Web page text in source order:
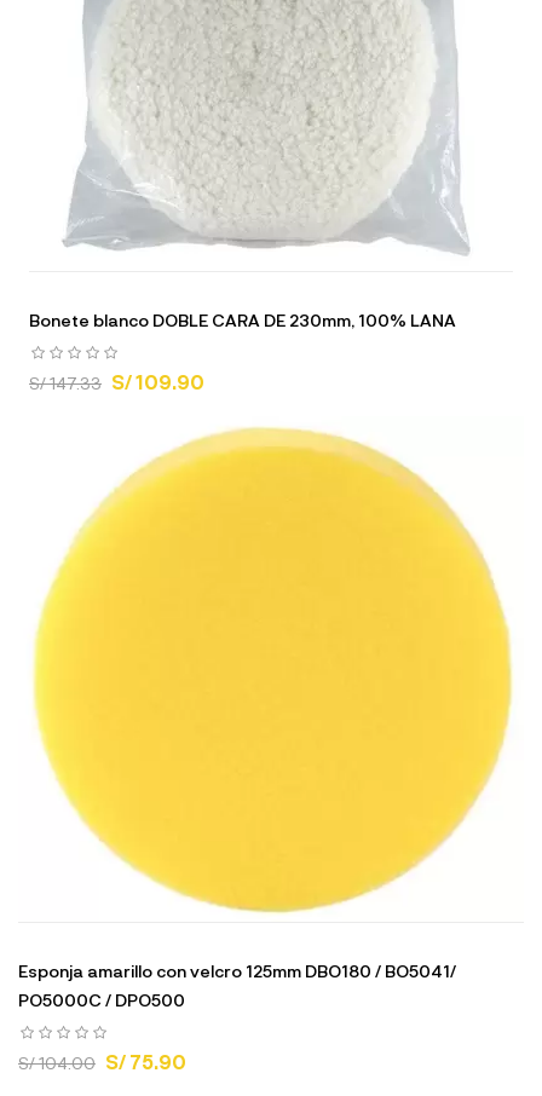
Bonete blanco DOBLE CARA DE 230mm, 100% LANA
S/ 147.33 S/ 109.90
Esponja amarillo con velcro 125mm DBO180 / BO5041/
PO5000C / DPO500
S/ 104.00 S/ 75.90